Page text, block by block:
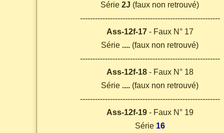
Série2J (faux non retrouvé)
--------------------------------------------------------
Ass-12f-17 - Faux N° 17
Série .... (faux non retrouvé)
--------------------------------------------------------
Ass-12f-18 - Faux N° 18
Série .... (faux non retrouvé)
--------------------------------------------------------
Ass-12f-19 - Faux N° 19
Série 16